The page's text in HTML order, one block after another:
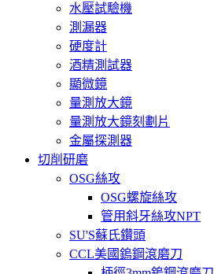
水壓試驗機
測漏器
硬度計
酒精測試器
顯微鏡
量測放大鏡
量測放大鏡刻劃片
金屬探測器
切削研磨
OSG絲攻
OSG螺旋絲攻
管用斜牙絲攻NPT
SU'S蘇氏鑽頭
CCL美國鎢鋼滾磨刀